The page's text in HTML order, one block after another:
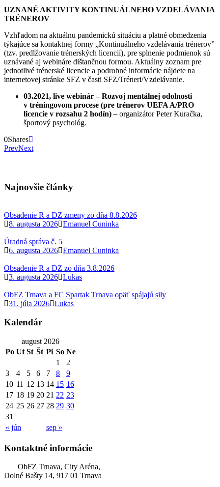
UZNANÉ AKTIVITY KONTINUÁLNEHO VZDELÁVANIA
TRÉNEROV
Vzhľadom na aktuálnu pandemickú situáciu a platné obmedzenia
týkajúce sa kontaktnej formy „Kontinuálneho vzdelávania trénerov”
(tzv. predlžovanie trénerských licencií), pre splnenie podmienok sú
uznávané aj webináre dištančnou formou. Aktuálny zoznam pre
jednotlivé trénerské licencie a podrobné informácie nájdete na
internetovej stránke SFZ v časti SFZ/Tréneri/Vzdelávanie.
03.2021, live webinár – Rozvoj mentálnej odolnosti
v tréningovom procese (pre trénerov UEFA A/PRO
licencie v rozsahu 2 hodín) –organizátor Peter Kuračka,
športový psychológ.
0Shares
PrevNext
Najnovšie články
Obsadenie R a DZ zmeny zo dňa 8.8.2026
8. augusta 2026 Emanuel Cuninka
Úradná správa č. 5
6. augusta 2026 Emanuel Cuninka
Obsadenie R a DZ zo dňa 3.8.2026
3. augusta 2026 Lukas
ObFZ Trnava a FC Spartak Trnava opäť spájajú sily
31. júla 2026 Lukas
Kalendár
august 2026
Po Ut St Št Pi So Ne
« jún sep »
1
2
3
4 5 6 7 8
9
10 11 12 13 14 15 16
17 18 19 20 21 22 23
24 25 26 27 28 29 30
31
Kontaktné informácie
ObFZ Trnava, City Aréna,
Dolné Bašty 14, 917 01 Trnava